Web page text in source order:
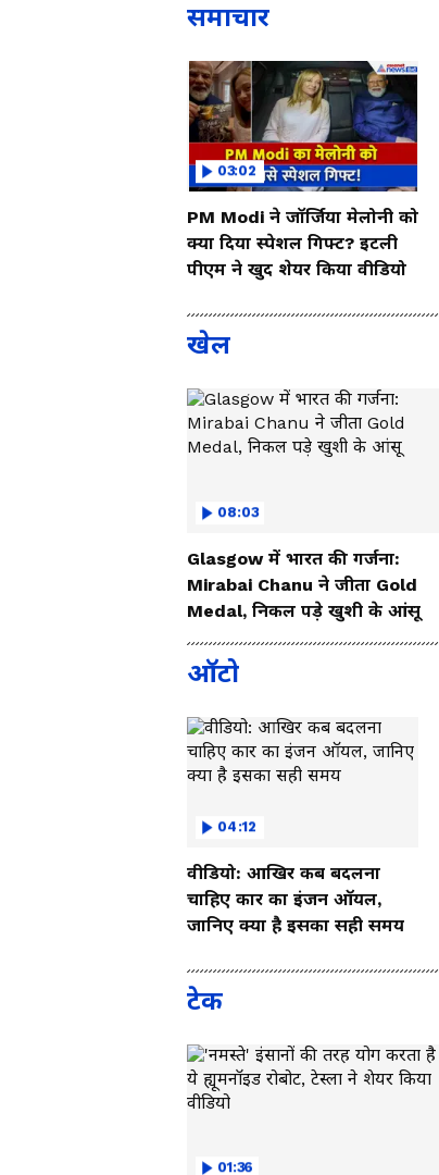
समाचार
03:02
PM Modi ने जॉर्जिया मेलोनी को
क्या दिया स्पेशल गिफ्ट? इटली
पीएम ने खुद शेयर किया वीडियो
खेल
08:03
Glasgow में भारत की गर्जना:
Mirabai Chanu ने जीता Gold
Medal, निकल पड़े खुशी के आंसू
ऑटो
04:12
वीडियो: आखिर कब बदलना
चाहिए कार का इंजन ऑयल,
जानिए क्या है इसका सही समय
टेक
01:36